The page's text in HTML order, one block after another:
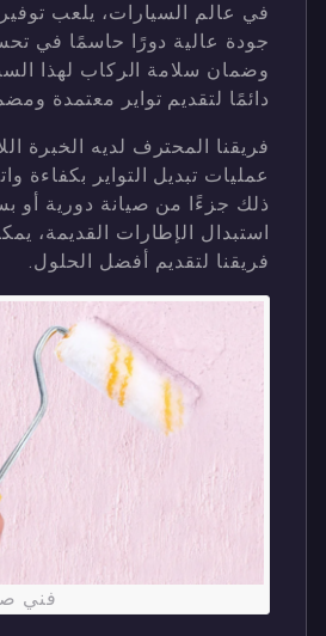
في عالم السيارات، يلعب
جودة عالية دورًا حاسمًا في
وضمان سلامة الركاب لهذا
دائمًا لتقديم تواير معتمدة
فريقنا المحترف لديه الخبرة
عمليات تبديل التواير بكفاءة
ذلك جزءًا من صيانة دورية أو
استبدال الإطارات القديمة،
فريقنا لتقديم أفضل الحلول.
فني